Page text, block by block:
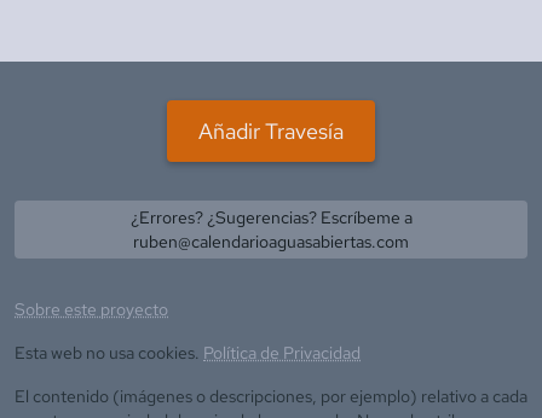
Añadir Travesía
¿Errores? ¿Sugerencias? Escríbeme a
ruben@calendarioaguasabiertas.com
Sobre este proyecto
Esta web no usa cookies. Política de Privacidad
El contenido (imágenes o descripciones, por ejemplo) relativo a cada